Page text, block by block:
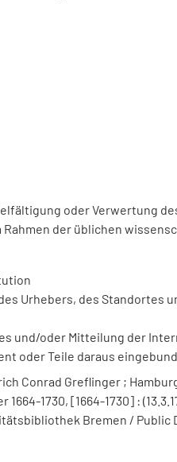
oder Verwertung
Rahmen der üblichen
Urhebers, des Standortes
und/oder Mitteilung der
oder Teile daraus
Conrad Greflinger ;
1730, [1664-1730] :
Bremen / Public